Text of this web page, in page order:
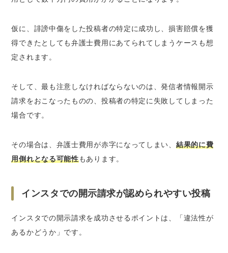
仮に、誹謗中傷をした投稿者の特定に成功し、損害賠償を獲
得できたとしても弁護士費用にあてられてしまうケース も想
定されます。
そして、最も注意しなければならないのは、発信者情報開示
請求をおこなったものの、 投稿者の特定に失敗してしまった
場合です。
その場合は、弁護士費用が赤字になってしまい、 結果的に費
用倒れとなる可能性もあります。
インスタでの開示請求が認められやすい投稿
インスタでの開示請求を成功させるポイントは、「違法性が
あるかどうか 」です。